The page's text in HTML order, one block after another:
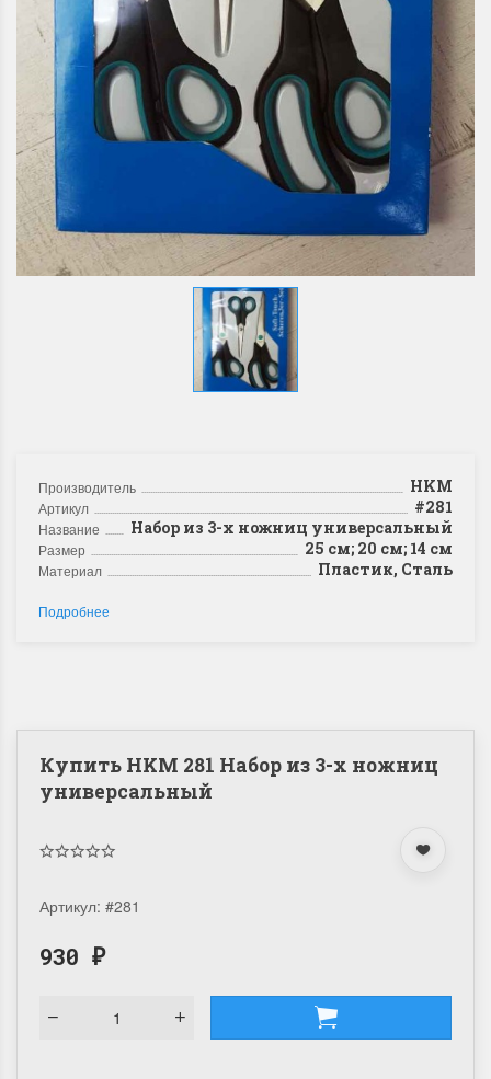
Производитель HKM
Артикул #281
Название Набор из 3-х ножниц универсальный
Размер 25 см; 20 см; 14 см
Материал Пластик, Сталь
Подробнее
Купить HKM 281 Набор из 3-х ножниц
универсальный
Артикул: #281
930 ₽